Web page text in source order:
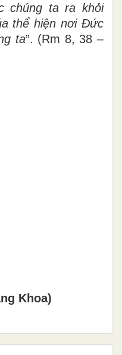
chúng ta ra khỏi
thể hiện nơi Đức
ta”. (Rm 8, 38 –
Khoa)